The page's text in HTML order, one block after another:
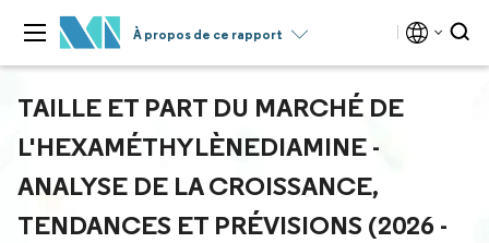
À propos de ce rapport
TAILLE ET PART DU MARCHÉ DE
L'HEXAMÉTHYLÈNEDIAMINE -
ANALYSE DE LA CROISSANCE,
TENDANCES ET PRÉVISIONS (2026 -